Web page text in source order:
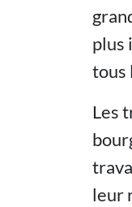
plus
tous
Les
leur